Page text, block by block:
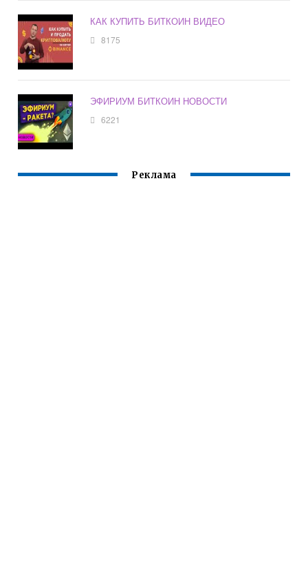
КАК КУПИТЬ БИТКОИН ВИДЕО
8175
ЭФИРИУМ БИТКОИН НОВОСТИ
6221
Реклама